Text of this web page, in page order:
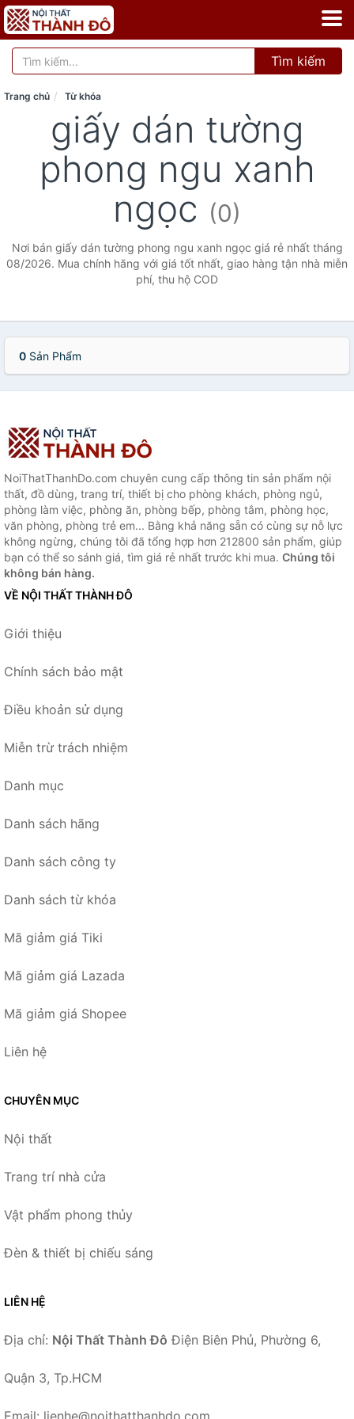
Tìm kiếm
Trang chủ Từ khóa
giấy dán tường
phong ngu xanh
ngọc (0)
Nơi bán giấy dán tường phong ngu xanh ngọc giá rẻ nhất tháng
08/2026. Mua chính hãng với giá tốt nhất, giao hàng tận nhà miễn
phí, thu hộ COD
0 Sản Phẩm
NoiThatThanhDo.com chuyên cung cấp thông tin sản phẩm nội
thất, đồ dùng, trang trí, thiết bị cho phòng khách, phòng ngủ,
phòng làm việc, phòng ăn, phòng bếp, phòng tắm, phòng học,
văn phòng, phòng trẻ em... Bằng khả năng sẵn có cùng sự nỗ lực
không ngừng, chúng tôi đã tổng hợp hơn 212800 sản phẩm, giúp
bạn có thể so sánh giá, tìm giá rẻ nhất trước khi mua. Chúng tôi
không bán hàng.
VỀ NỘI THẤT THÀNH ĐÔ
Giới thiệu
Chính sách bảo mật
Điều khoản sử dụng
Miễn trừ trách nhiệm
Danh mục
Danh sách hãng
Danh sách công ty
Danh sách từ khóa
Mã giảm giá Tiki
Mã giảm giá Lazada
Mã giảm giá Shopee
Liên hệ
CHUYÊN MỤC
Nội thất
Trang trí nhà cửa
Vật phẩm phong thủy
Đèn & thiết bị chiếu sáng
LIÊN HỆ
Địa chỉ: Nội Thất Thành Đô Điện Biên Phủ, Phường 6,
Quận 3, Tp.HCM
Email: lienhe@noithatthanhdo.com